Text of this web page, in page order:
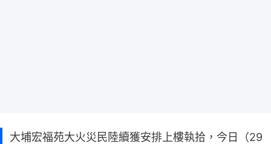
大埔宏福苑大火災民陸續獲安排上樓執拾，今日（29